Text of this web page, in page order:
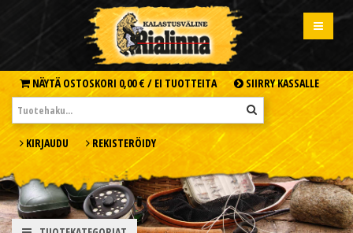
NÄYTÄ OSTOSKORI 0,00 € / EI TUOTTEITA SIIRRY KASSALLE
KIRJAUDU REKISTERÖIDY